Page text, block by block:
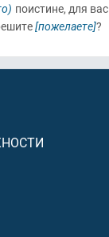
поистине, для вас
[пожелаете]?